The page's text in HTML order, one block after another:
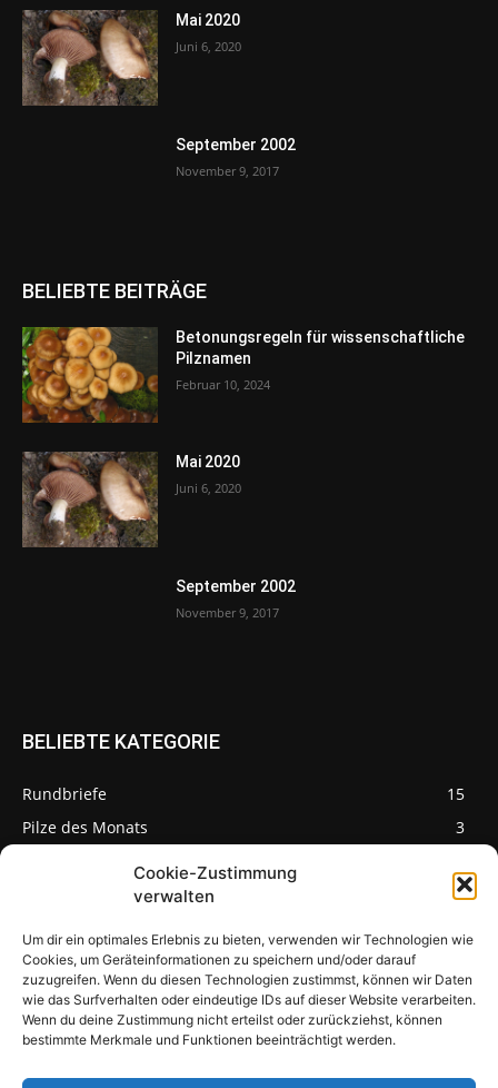
Cookie-Zustimmung
verwalten
Um dir ein optimales Erlebnis zu bieten, verwenden wir Technologien wie
Cookies, um Geräteinformationen zu speichern und/oder darauf
zuzugreifen. Wenn du diesen Technologien zustimmst, können wir Daten
wie das Surfverhalten oder eindeutige IDs auf dieser Website verarbeiten.
Wenn du deine Zustimmung nicht erteilst oder zurückziehst, können
bestimmte Merkmale und Funktionen beeinträchtigt werden.
Mai 2020
Juni 6, 2020
September 2002
November 9, 2017
BELIEBTE BEITRÄGE
Betonungsregeln für wissenschaftliche
Pilznamen
Februar 10, 2024
Mai 2020
Juni 6, 2020
September 2002
November 9, 2017
BELIEBTE KATEGORIE
Rundbriefe
15
Pilze des Monats
3
Pilzseite
Seltene Pilze aus
Mainfranken und
Deutschland